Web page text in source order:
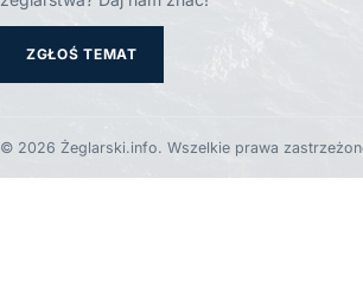
ZGŁOŚ TEMAT
© 2026 Żeglarski.info. Wszelkie prawa